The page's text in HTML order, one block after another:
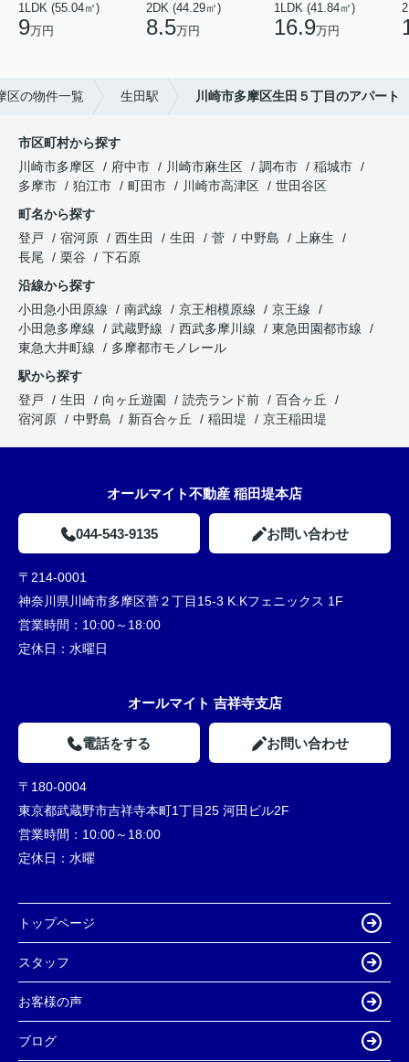
1LDK (55.04㎡)
9万円
2DK (44.29㎡)
8.5万円
1LDK (41.84㎡)
16.9万円
区の物件一覧 生田駅 川崎市多摩区生田５丁目のアパート
市区町村から探す
川崎市多摩区
府中市 川崎市麻生区 調布市
稲城市
多摩市
狛江市 町田市 川崎市高津区
世田谷区
町名から探す
登戸
宿河原 西生田 生田 菅 中野島
上麻生
長尾
栗谷
下石原
沿線から探す
小田急小田原線
南武線 京王相模原線
京王線
小田急多摩線
武蔵野線 西武多摩川線
東急田園都市線
東急大井町線
多摩都市モノレール
駅から探す
登戸
生田 向ヶ丘遊園 読売ランド前
百合ヶ丘
宿河原
中野島 新百合ヶ丘 稲田堤 京王稲田堤
オールマイト不動産 稲田堤本店
044-543-9135 お問い合わせ
〒214-0001
神奈川県川崎市多摩区菅２丁目15-3 K.Kフェニックス 1F
営業時間： 10:00～18:00
定休日： 水曜日
オールマイト 吉祥寺支店
電話をする お問い合わせ
〒180-0004
東京都武蔵野市吉祥寺本町1丁目25 河田ビル2F
営業時間： 10:00～18:00
定休日： 水曜
トップページ
スタッフ
お客様の声
ブログ